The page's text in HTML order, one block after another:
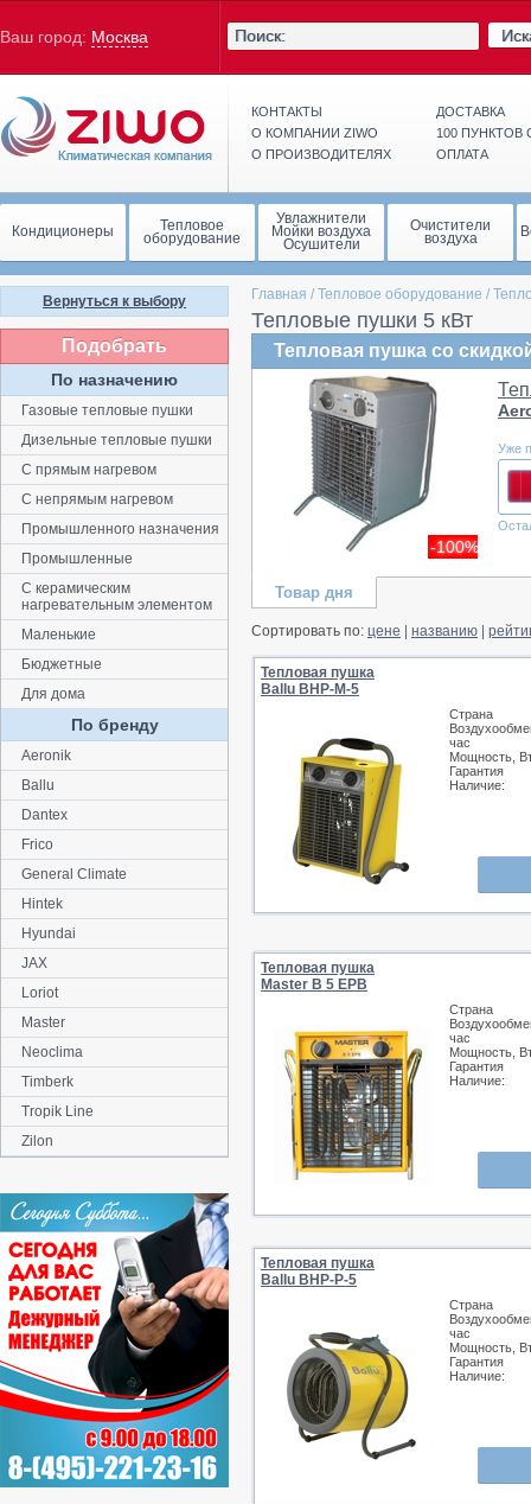
Ваш город: Москва
КОНТАКТЫ
О КОМПАНИИ ZIWO
О ПРОИЗВОДИТЕЛЯХ
ДОСТАВКА
100
ОПЛАТА
Кондиционеры Тепловое
оборудование
Увлажнители
Мойки воздуха
Осушители
Очистители
воздуха
Главная / Тепловое оборудование /
Тепловые пушки 5 кВт
Тепловая пушка со
-100%
Уже
Товар дня
Сортировать по: цене названию
Тепловая пушка
Ballu BHP-M-5
Страна
час
Мощность,
Гарантия
Наличие:
Тепловая пушка
Master B 5 EPB
Страна
час
Мощность,
Гарантия
Наличие:
Тепловая пушка
Ballu BHP-P-5
Страна
час
Мощность,
Гарантия
Наличие:
Вернуться к выбору
Подобрать
По назначению
Газовые тепловые пушки
Дизельные тепловые пушки
С прямым нагревом
С непрямым нагревом
Промышленного назначения
Промышленные
С керамическим
нагревательным элементом
Маленькие
Бюджетные
Для дома
По бренду
Aeronik
Ballu
Dantex
Frico
General Climate
Hintek
Hyundai
JAX
Loriot
Master
Neoclima
Timberk
Tropik Line
Zilon